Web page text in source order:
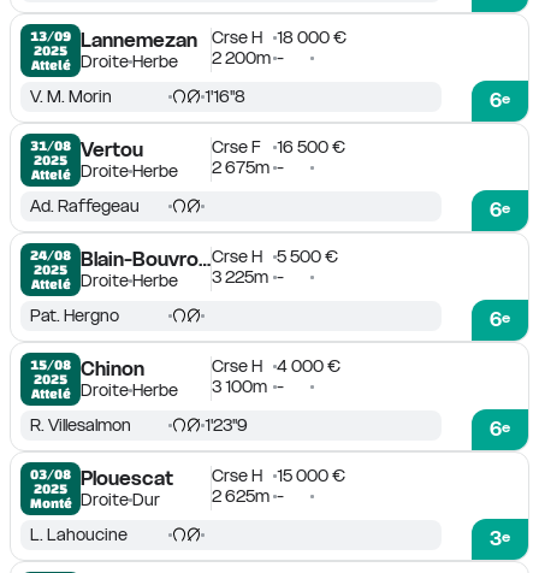
13/09
2025
Attelé
Lannemezan
DroiteHerbe
Crse H
18 000 €
2 200m -
6e
V. M. Morin 1'16''8
31/08
2025
Attelé
Vertou
DroiteHerbe
Crse F
16 500 €
2 675m -
6e
Ad. Raffegeau
24/08
2025
Attelé
Blain-Bouvron-Le Gâvre
DroiteHerbe
Crse H
5 500 €
3 225m -
6e
Pat. Hergno
15/08
2025
Attelé
Chinon
DroiteHerbe
Crse H
4 000 €
3 100m -
6e
R. Villesalmon 1'23''9
03/08
2025
Monté
Plouescat
DroiteDur
Crse H
15 000 €
2 625m -
3e
L. Lahoucine